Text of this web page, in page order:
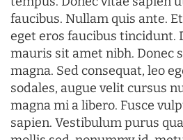
faucibus. Nullam quis ante.
eget eros faucibus tincidunt.
mauris sit amet nibh. Donec
magna. Sed consequat, leo
sodales, augue velit cursus
magna mi a libero. Fusce
sapien. Vestibulum purus